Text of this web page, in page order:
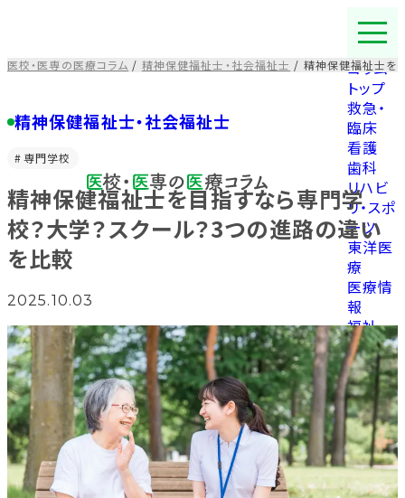
テ
ン
を
ス
キ
プ
す
る
コラム
トップ
救急・
臨床
看護
歯科
リハビ
リ・スポ
ーツ
東洋医
療
医療情
報
福祉
医校・医専の医療コラム / 精神保健福祉士・社会福祉士 / 精神保健福祉士を
精神保健福祉士・社会福祉士
専門学校
精神保健福祉士を目指すなら専門学
校？大学？スクール？3つの進路の違い
を比較
2025.10.03